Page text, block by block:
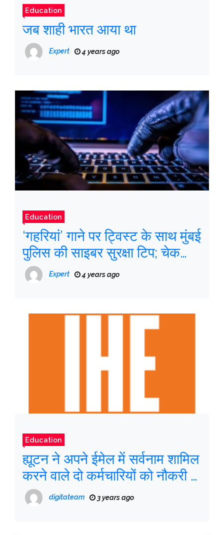
Education
जब शाही भारत आया था
Expert 4 years ago
Education
‘गहरियां’ गाने पर ट्विस्ट के साथ मुंबई
पुलिस की साइबर सुरक्षा टिप; चेक
पोस्ट यहाँ
Expert 4 years ago
Education
ह्यूटन ने अपने ईमेल में सर्वनाम शामिल
करने वाले दो कर्मचारियों को नौकरी से
निकालाdigitateam 3 years ago